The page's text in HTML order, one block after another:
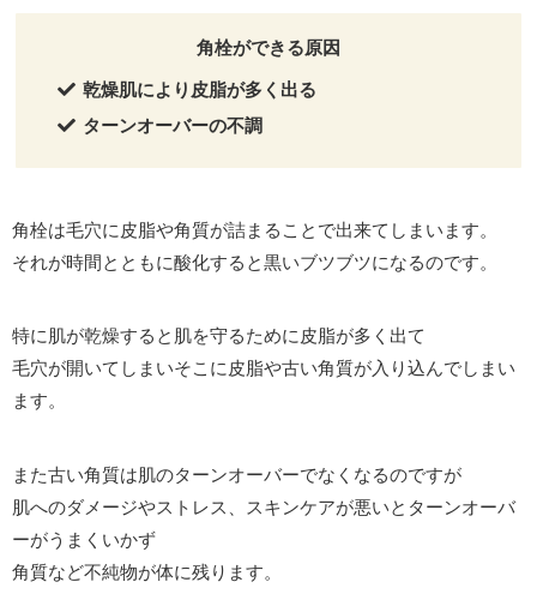
角栓ができる原因
乾燥肌により 皮脂が多く出る
ターンオーバーの不調
角栓は毛穴に皮脂や角質が詰まることで出来てしまいます。
それが時間とともに酸化すると黒いブツブツになるのです。
特に肌が乾燥すると肌を守るために皮脂が多く出て
毛穴が開いてしまいそこに皮脂や古い角質が入り込んでしまい
ます。
また古い角質は肌のターンオーバーでなくなるのですが
肌へのダメージやストレス、スキンケアが悪いとターンオーバ
ーがうまくいかず
角質など不純物が体に残ります。